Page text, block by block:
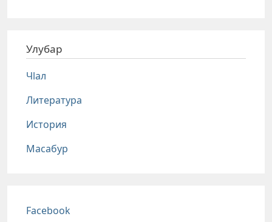
Улубар
Чlал
Литература
История
Масабур
Соц сети
Facebook